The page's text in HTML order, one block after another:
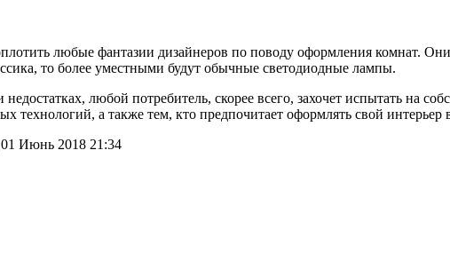
любые фантазии дизайнеров по поводу оформления комнат.
то более уместными будут обычные светодиодные лампы.
недостатках, любой потребитель, скорее всего, захочет испытать
технологий, а также тем, кто предпочитает оформлять свой
Июнь 2018 21:34